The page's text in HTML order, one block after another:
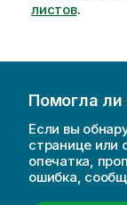
листов.
Помогла ли
Если вы
странице или
опечатка,
ошибка,